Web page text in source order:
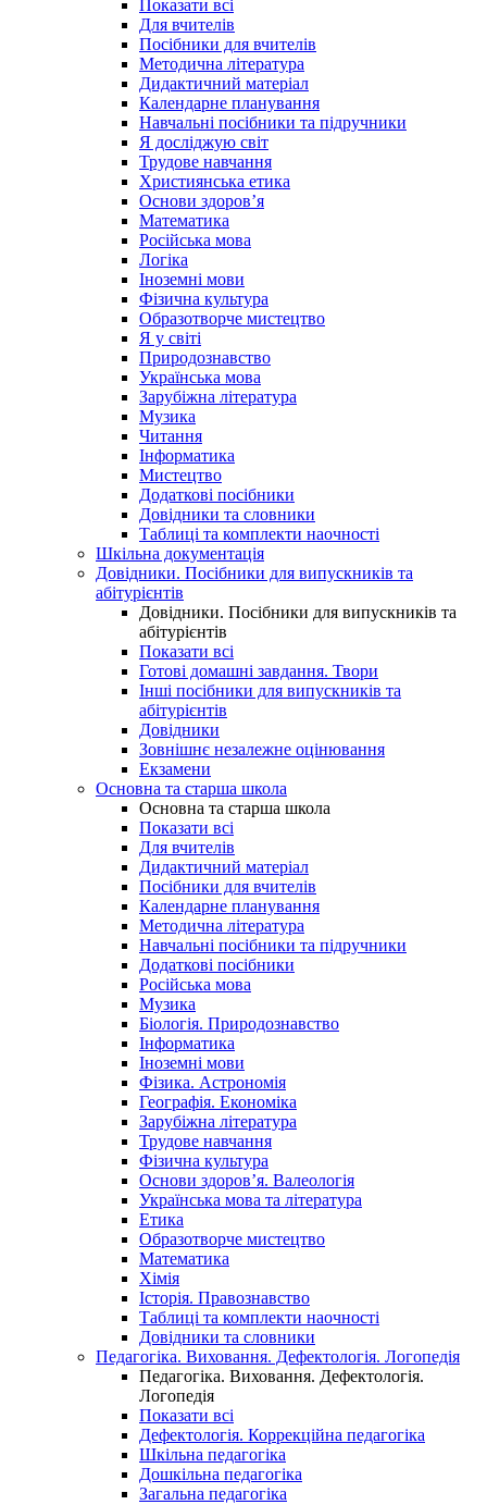
Показати всі
Для вчителів
Посібники для вчителів
Методична література
Дидактичний матеріал
Календарне планування
Навчальні посібники та підручники
Я досліджую світ
Трудове навчання
Християнська етика
Основи здоров’я
Математика
Російська мова
Логіка
Іноземні мови
Фізична культура
Образотворче мистецтво
Я у світі
Природознавство
Українська мова
Зарубіжна література
Музика
Читання
Інформатика
Мистецтво
Додаткові посібники
Довідники та словники
Таблиці та комплекти наочності
Шкільна документація
Довідники. Посібники для випускників та
абітурієнтів
Довідники. Посібники для випускників та
абітурієнтів
Показати всі
Готові домашні завдання. Твори
Інші посібники для випускників та
абітурієнтів
Довідники
Зовнішнє незалежне оцінювання
Екзамени
Основна та старша школа
Основна та старша школа
Показати всі
Для вчителів
Дидактичний матеріал
Посібники для вчителів
Календарне планування
Методична література
Навчальні посібники та підручники
Додаткові посібники
Російська мова
Музика
Біологія. Природознавство
Інформатика
Іноземні мови
Фізика. Астрономія
Географія. Економіка
Зарубіжна література
Трудове навчання
Фізична культура
Основи здоров’я. Валеологія
Українська мова та література
Етика
Образотворче мистецтво
Математика
Хімія
Історія. Правознавство
Таблиці та комплекти наочності
Довідники та словники
Педагогіка. Виховання. Дефектологія. Логопедія
Педагогіка. Виховання. Дефектологія.
Логопедія
Показати всі
Дефектологія. Коррекційна педагогіка
Шкільна педагогіка
Дошкільна педагогіка
Загальна педагогіка